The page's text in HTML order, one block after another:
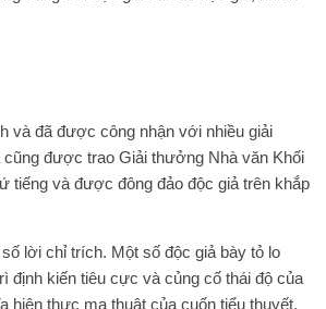
và đã được công nhận với nhiều giải
được trao Giải thưởng Nhà văn Khối
tiếng và được đông đảo độc giả trên khắp
lời chỉ trích. Một số độc giả bày tỏ lo
định kiến ​​tiêu cực và củng cố thái độ của
thực ma thuật của cuốn tiểu thuyết,